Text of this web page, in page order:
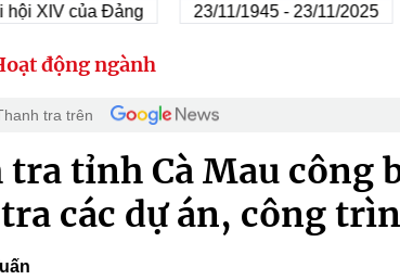
của Đảng 23/11/1945 - 23/11/2025 80
động ngành
tra trên
tra tỉnh Cà Mau công
các dự án, công